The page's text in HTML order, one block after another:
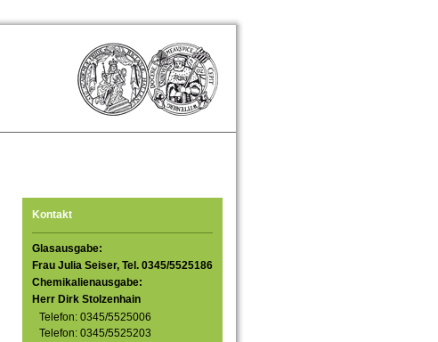
Kontakt
Glasausgabe:
Frau Julia Seiser, Tel. 0345/5525186
Chemikalienausgabe:
Herr Dirk Stolzenhain
Telefon: 0345/5525006
Telefon: 0345/5525203